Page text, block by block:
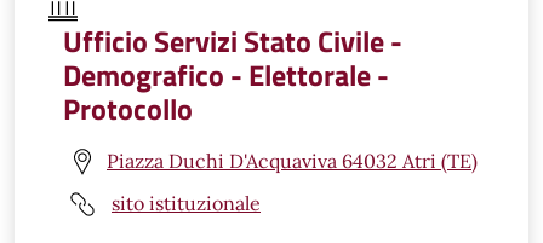
Ufficio Servizi Stato Civile -
Demografico - Elettorale -
Protocollo
Piazza Duchi D'Acquaviva 64032 Atri (TE)
sito istituzionale